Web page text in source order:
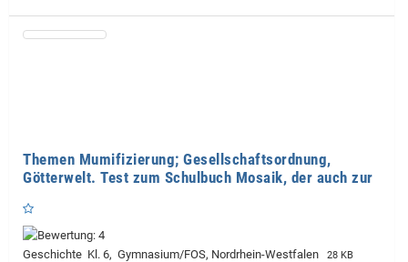
Themen Mumifizierung; Gesellschaftsordnung,
Götterwelt. Test zum Schulbuch Mosaik, der auch zur
Geschichte Kl. 6, Gymnasium/FOS, Nordrhein-Westfalen 28 KB